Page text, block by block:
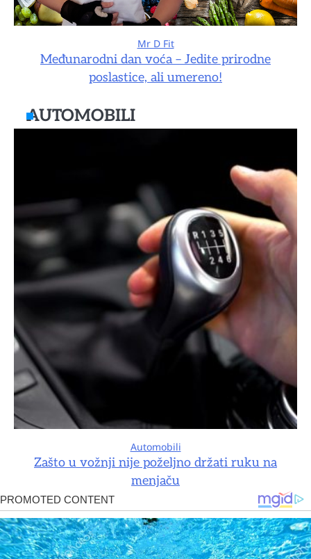
Mr D Fit
Međunarodni dan voća – Jedite prirodne
poslastice, ali umereno!
AUTOMOBILI
Automobili
Zašto u vožnji nije poželjno držati ruku na
menjaču